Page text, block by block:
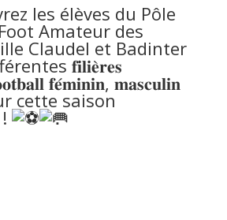
les élèves du Pôle
Amateur des
Claudel et Badinter
𝐟𝐢𝐥𝐢𝐞̀𝐫𝐞𝐬
𝐟𝐞́𝐦𝐢𝐧𝐢𝐧, 𝐦𝐚𝐬𝐜𝐮𝐥𝐢𝐧
cette saison